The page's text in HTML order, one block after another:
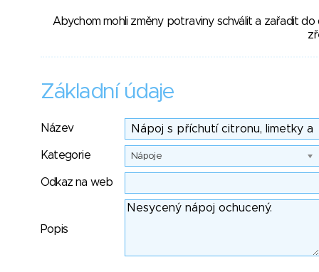
Abychom mohli změny potraviny schválit a zařadit
Základní údaje
Název
Kategorie Nápoje
Odkaz na web
Popis